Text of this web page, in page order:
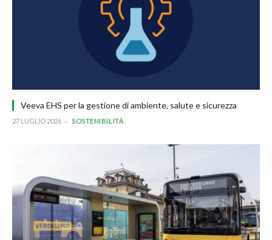
Veeva EHS per la gestione di ambiente, salute e sicurezza
27 LUGLIO 2026 SOSTENIBILITÀ